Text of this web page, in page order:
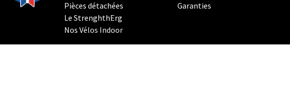
Pièces détachées
Le StrenghthErg
Nos Vélos Indoor
Garanties